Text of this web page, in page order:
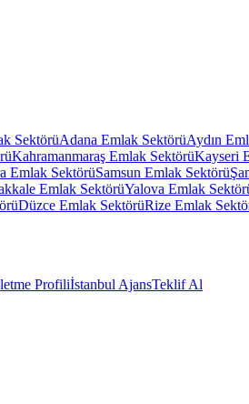
SektörüAdana Emlak SektörüAydın
Kahramanmaraş Emlak SektörüKayseri
Emlak SektörüSamsun Emlak Sektörü
Emlak SektörüYalova Emlak
Düzce Emlak SektörüRize Emlak
Profiliİstanbul AjansTeklif Al